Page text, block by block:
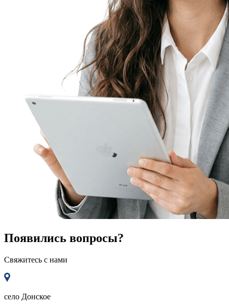
Появились вопросы?
Свяжитесь с нами
село Донское